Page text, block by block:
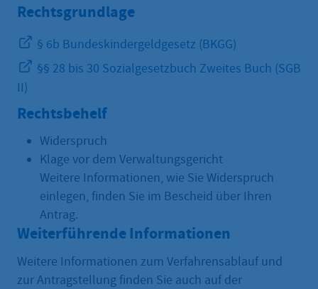
Rechtsgrundlage
§ 6b Bundeskindergeldgesetz (BKGG)
§§ 28 bis 30 Sozialgesetzbuch Zweites Buch (SGB
II)
Rechtsbehelf
Widerspruch
Klage vor dem Verwaltungsgericht
Weitere Informationen, wie Sie Widerspruch
einlegen, finden Sie im Bescheid über Ihren
Antrag.
Weiterführende Informationen
Weitere Informationen zum Verfahrensablauf und
zur Antragstellung finden Sie auch auf der